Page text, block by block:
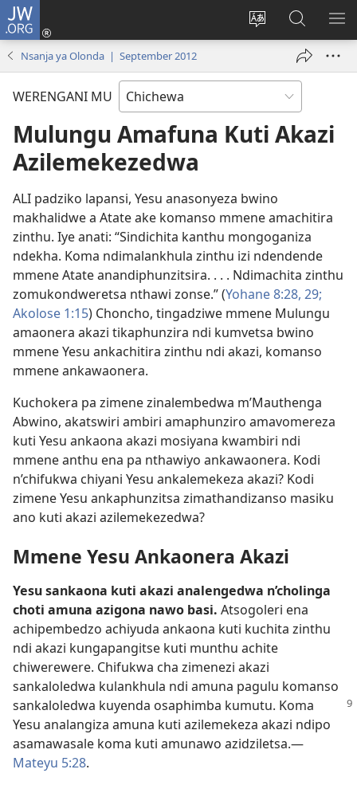
JW.ORG
Sinthani
chinenero
webusaitiyi
Lowani
(imatsegulaFufuzani
pa
JW.ORG
Nsanja ya Olonda | September 2012
WERENGANI MU
Mulungu Amafuna Kuti Akazi
Azilemekezedwa
ALI padziko lapansi, Yesu anasonyeza bwino
makhalidwe a Atate ake komanso mmene amachitira
zinthu. Iye anati: “Sindichita kanthu mongoganiza
ndekha. Koma ndimalankhula zinthu izi ndendende
mmene Atate anandiphunzitsira. . . . Ndimachita zinthu
zomukondweretsa nthawi zonse.” (Yohane 8:28, 29;
Akolose 1:15) Choncho, tingadziwe mmene Mulungu
amaonera akazi tikaphunzira ndi kumvetsa bwino
mmene Yesu ankachitira zinthu ndi akazi, komanso
mmene ankawaonera.
Kuchokera pa zimene zinalembedwa m’Mauthenga
Abwino, akatswiri ambiri amaphunziro amavomereza
kuti Yesu ankaona akazi mosiyana kwambiri ndi
mmene anthu ena pa nthawiyo ankawaonera. Kodi
n’chifukwa chiyani Yesu ankalemekeza akazi? Kodi
zimene Yesu ankaphunzitsa zimathandizanso masiku
ano kuti akazi azilemekezedwa?
Mmene Yesu Ankaonera Akazi
Yesu sankaona kuti akazi analengedwa n’cholinga
choti amuna azigona nawo basi. Atsogoleri ena
achipembedzo achiyuda ankaona kuti kuchita zinthu
ndi akazi kungapangitse kuti munthu achite
chiwerewere. Chifukwa cha zimenezi akazi
sankaloledwa kulankhula ndi amuna pagulu komanso
sankaloledwa kuyenda osaphimba kumutu. Koma
Yesu analangiza amuna kuti azilemekeza akazi ndipo
asamawasale koma kuti amunawo azidziletsa.​—
Mateyu 5:28.